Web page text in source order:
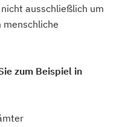
ausschließlich um
menschliche
zum Beispiel in